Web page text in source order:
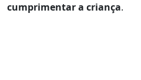
cumprimentar a criança.